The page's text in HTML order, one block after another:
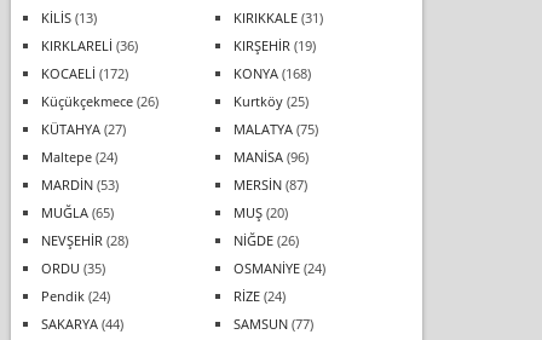
KİLİS(13) KIRIKKALE(31)
KIRKLARELİ (36) KIRŞEHİR (19)
KOCAELİ (172) KONYA(168)
Küçükçekmece(26) Kurtköy(25)
KÜTAHYA(27) MALATYA(75)
Maltepe(24) MANİSA(96)
MARDİN(53) MERSİN(87)
MUĞLA(65) MUŞ(20)
NEVŞEHİR (28) NİĞDE(26)
ORDU (35) OSMANİYE(24)
Pendik(24) RİZE(24)
SAKARYA(44) SAMSUN(77)